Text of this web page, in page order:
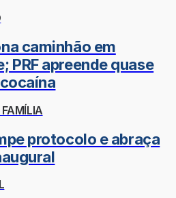
caminhão em
PRF apreende quase
protocolo e abraça